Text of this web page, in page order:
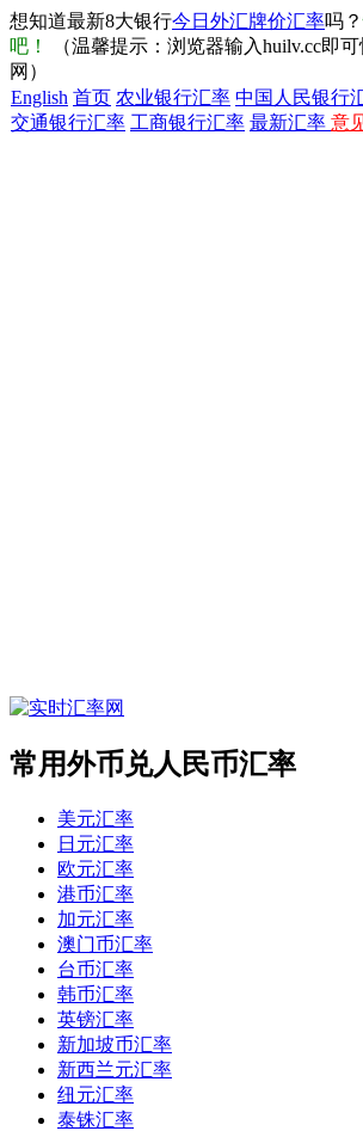
想知道最新8大银行今日外汇牌价汇率吗？
吧！
（温馨提示：浏览器输入huilv.cc即
网）
English 首页 农业银行汇率 中国人民银行
交通银行汇率 工商银行汇率 最新汇率 意
常用外币兑人民币汇率
美元汇率
日元汇率
欧元汇率
港币汇率
加元汇率
澳门币汇率
台币汇率
韩币汇率
英镑汇率
新加坡币汇率
新西兰元汇率
纽元汇率
泰铢汇率